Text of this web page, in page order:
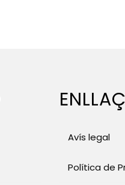
Avís legal
Política de